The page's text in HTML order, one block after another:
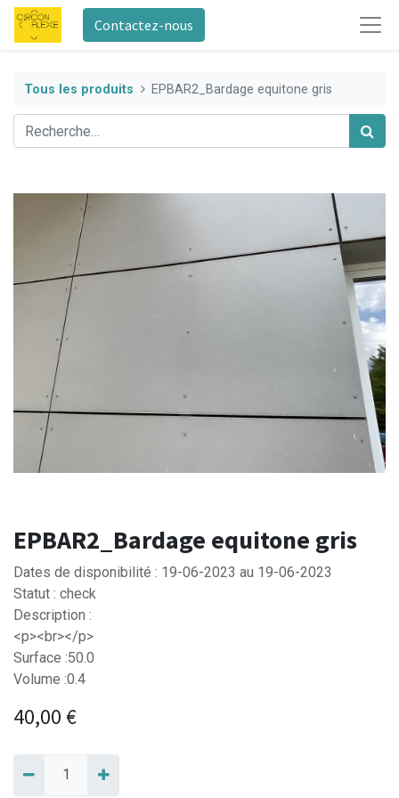
Contactez-nous
Tous les produits EPBAR2_Bardage equitone gris
EPBAR2_Bardage equitone gris
Dates de disponibilité : 19-06-2023 au 19-06-2023
Statut : check
Description :
<p><br></p>
Surface :50.0
Volume :0.4
40,00 €